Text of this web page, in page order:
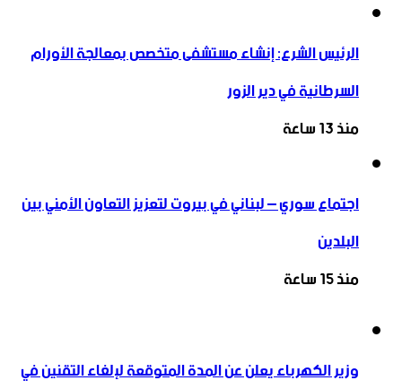
الرئيس الشرع: إنشاء ‌‏مستشفى متخصص بمعالجة الأورام
السرطانية في دير الزور
منذ 13 ساعة
اجتماع سوري – لبناني في بيروت لتعزيز التعاون ‏الأمني ‏بين
البلدين
منذ 15 ساعة
وزير الكهرباء يعلن عن المدة المتوقعة لإلغاء التقنين في